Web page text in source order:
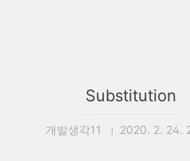
Substitution
개발생각11 2020. 2. 24.